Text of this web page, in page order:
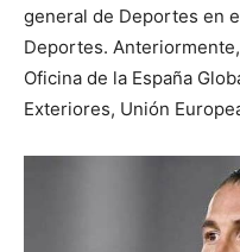
general de Deportes en
Deportes.
Oficina de la España
Exteriores, Unión